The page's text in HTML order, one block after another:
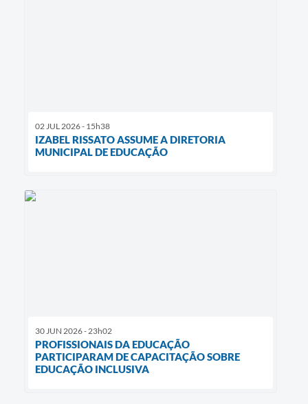
02 JUL 2026 - 15h38
IZABEL RISSATO ASSUME A DIRETORIA
MUNICIPAL DE EDUCAÇÃO
30 JUN 2026 - 23h02
PROFISSIONAIS DA EDUCAÇÃO
PARTICIPARAM DE CAPACITAÇÃO SOBRE
EDUCAÇÃO INCLUSIVA